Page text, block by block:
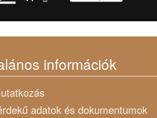
információk
adatok és dokumentumok